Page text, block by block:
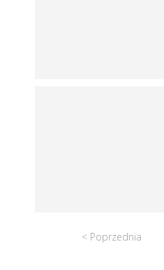
< Poprzednia